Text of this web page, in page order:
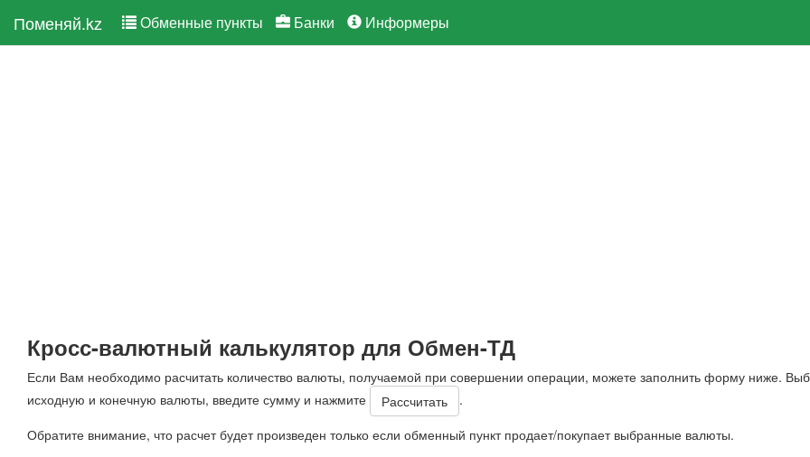
Поменяй.kz Обменные пункты Банки Информеры
Кросс-валютный калькулятор для Обмен-ТД
Если Вам необходимо расчитать количество валюты, получаемой при совершении операции, можете заполнить форму ниже.
исходную и конечную валюты, введите сумму и нажмите
.
Обратите внимание, что расчет будет произведен только если обменный пункт продает/покупает выбранные валюты.